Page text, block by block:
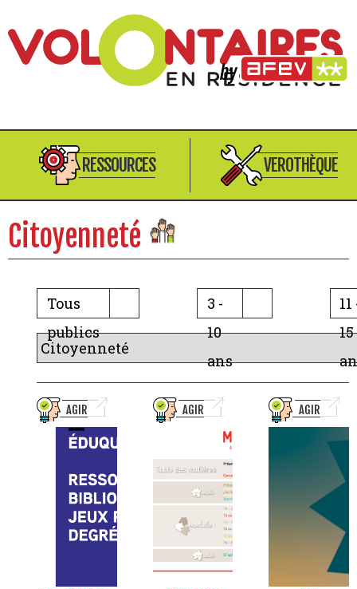
RESSOURCES VEROTHÈQUE
Citoyenneté
Tous
publics
3 -
10
ans
11
15
AGIR AGIR AGIR